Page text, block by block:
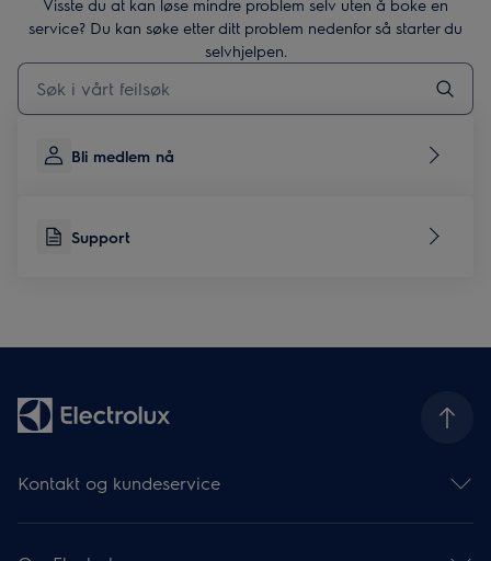
Visste du at kan løse mindre problem selv uten å boke en
service? Du kan søke etter ditt problem nedenfor så starter du
selvhjelpen.
Skriv her for å søke etter supportartikler
Bli medlem nå
Support
Kontakt og kundeservice
Støtteartikler